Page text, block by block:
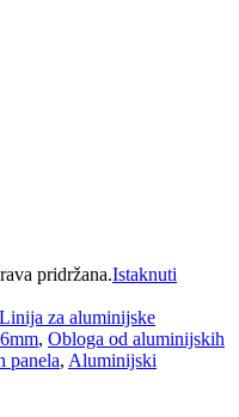
pridržana.Istaknuti
Linija za aluminijske
, Obloga od aluminijskih
panela, Aluminijski